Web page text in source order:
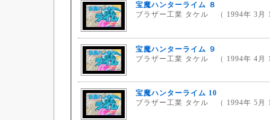
宝魔ハンターライム ８
ブラザー工業 タケル （ 1994年 3月
宝魔ハンターライム ９
ブラザー工業 タケル （ 1994年 4月
宝魔ハンターライム 10
ブラザー工業 タケル （ 1994年 5月